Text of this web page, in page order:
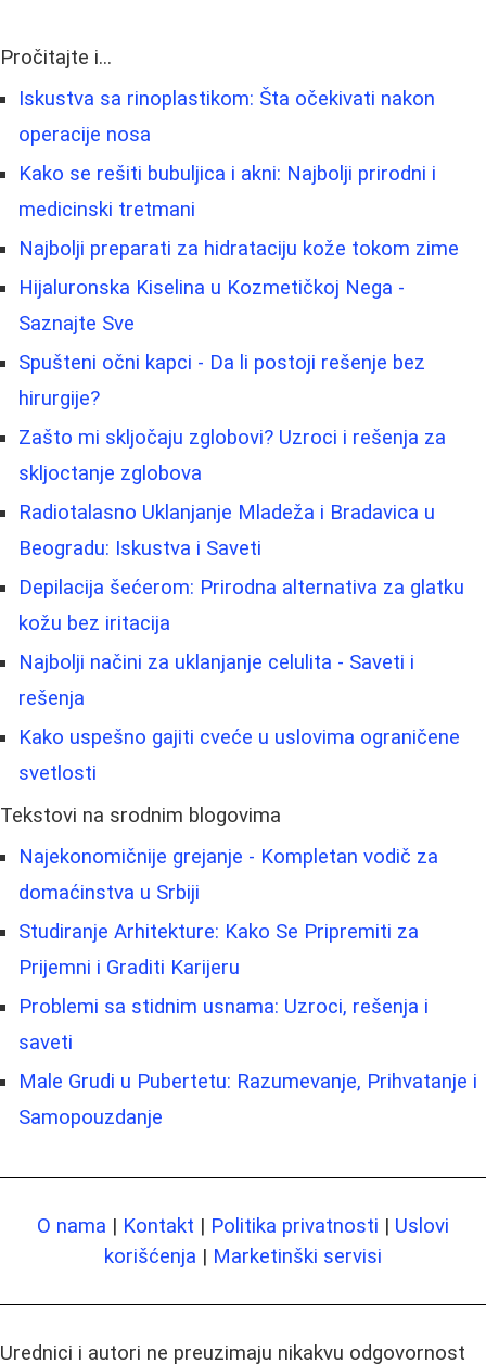
Pročitajte i...
Iskustva sa rinoplastikom: Šta očekivati nakon
operacije nosa
Kako se rešiti bubuljica i akni: Najbolji prirodni i
medicinski tretmani
Najbolji preparati za hidrataciju kože tokom zime
Hijaluronska Kiselina u Kozmetičkoj Nega -
Saznajte Sve
Spušteni očni kapci - Da li postoji rešenje bez
hirurgije?
Zašto mi skljočaju zglobovi? Uzroci i rešenja za
skljoctanje zglobova
Radiotalasno Uklanjanje Mladeža i Bradavica u
Beogradu: Iskustva i Saveti
Depilacija šećerom: Prirodna alternativa za glatku
kožu bez iritacija
Najbolji načini za uklanjanje celulita - Saveti i
rešenja
Kako uspešno gajiti cveće u uslovima ograničene
svetlosti
Tekstovi na srodnim blogovima
Najekonomičnije grejanje - Kompletan vodič za
domaćinstva u Srbiji
Studiranje Arhitekture: Kako Se Pripremiti za
Prijemni i Graditi Karijeru
Problemi sa stidnim usnama: Uzroci, rešenja i
saveti
Male Grudi u Pubertetu: Razumevanje, Prihvatanje i
Samopouzdanje
O nama | Kontakt | Politika privatnosti | Uslovi
korišćenja | Marketinški servisi
Urednici i autori ne preuzimaju nikakvu odgovornost